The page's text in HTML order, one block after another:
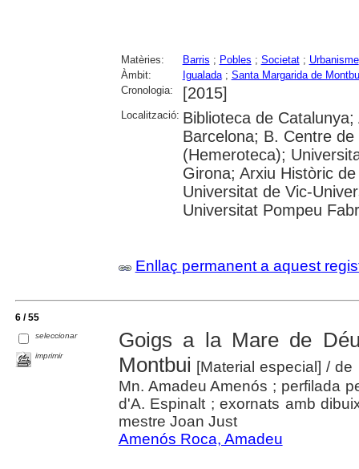
Matèries: Barris ; Pobles ; Societat; Urbanisme
Àmbit:
Igualada; Santa Margarida de
Cronologia:
[2015]
Localització: Biblioteca de
Barcelona; B. Centre
(Hemeroteca);
Girona; Arxiu Històric
Universitat de Vic-
Universitat Pompeu
Enllaç permanent a aquest
6 / 55
seleccionar
imprimir
Goigs a la Mare de
Montbui [Material especial]/ de
Mn. Amadeu Amenós ; perfilada
d'A. Espinalt ; exornats amb
mestre Joan Just
Amenós Roca, Amadeu